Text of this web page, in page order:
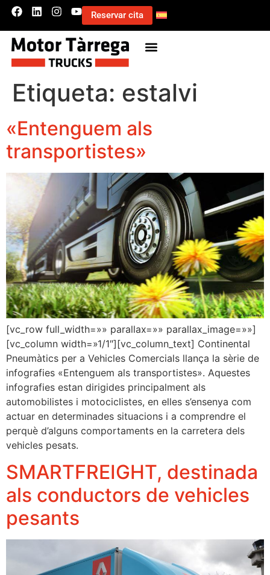
Reservar cita
Etiqueta: estalvi
«Entenguem als
transportistes»
[vc_row full_width=»» parallax=»» parallax_image=»»]
[vc_column width=»1/1″][vc_column_text] Continental
Pneumàtics per a Vehicles Comercials llança la sèrie de
infografies «Entenguem als transportistes». Aquestes
infografies estan dirigides principalment als
automobilistes i motociclistes, en elles s’ensenya com
actuar en determinades situacions i a comprendre el
perquè d’alguns comportaments en la carretera dels
vehicles pesats.
SMARTFREIGHT, destinada
als conductors de vehicles
pesants